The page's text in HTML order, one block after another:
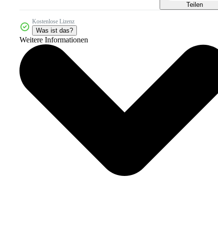
Teilen
Kostenlose Lizenz
Was ist das?
Weitere Informationen